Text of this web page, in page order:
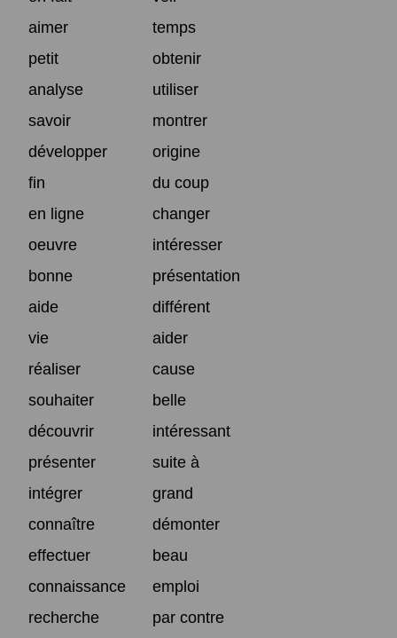
aimer
temps
petit
obtenir
analyse
utiliser
savoir
montrer
développer
origine
fin
du coup
en ligne
changer
oeuvre
intéresser
bonne
présentation
aide
différent
vie
aider
réaliser
cause
souhaiter
belle
découvrir
intéressant
présenter
suite à
intégrer
grand
connaître
démonter
effectuer
beau
connaissance
emploi
recherche
par contre